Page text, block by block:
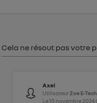
Cela ne résout pas votre
Axel
UtilisateurZoe E-
Le10 novembre 2024
Politique